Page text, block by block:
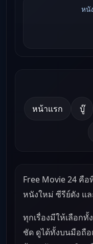
หนั
หน้าแรก บู๊
Free Movie 24 คื
หนังใหม่ ซีรีย์ดัง แ
ทุกเรื่องมีให้เลือก
ชัด ดูได้ทั้งบนมือถื